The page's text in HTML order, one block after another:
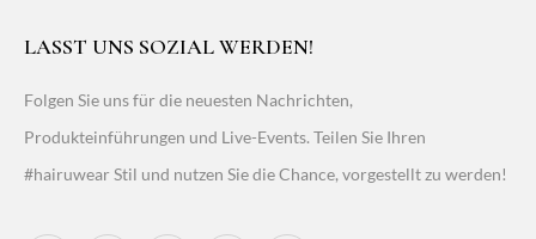
LASST UNS SOZIAL WERDEN!
Folgen Sie uns für die neuesten Nachrichten,
Produkteinführungen und Live-Events. Teilen Sie Ihren
#hairuwear Stil und nutzen Sie die Chance, vorgestellt zu werden!